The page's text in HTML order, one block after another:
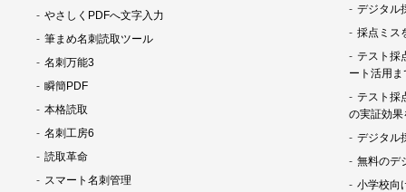
やさしくPDFへ文字入力
筆まめ名刺読取ツール
名刺万能3
瞬簡PDF
本格読取
名刺工房6
読取革命
スマート名刺管理
デジタル
採点ミス
テスト採
ート活用
テスト採
の実証効果
デジタル
無料のデ
小学校向